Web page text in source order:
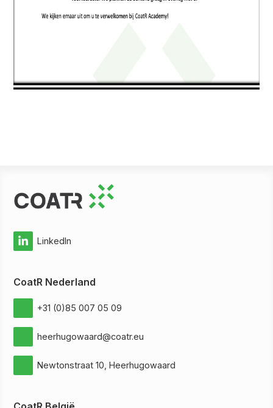
LinkedIn
CoatR Nederland
+31 (0)85 007 05 09
heerhugowaard@coatr.eu
Newtonstraat 10, Heerhugowaard